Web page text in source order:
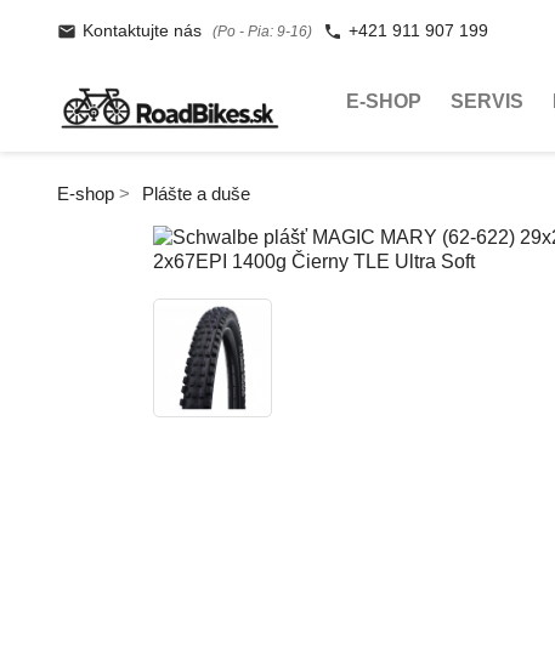
Kontaktujte nás (Po - Pia: 9-16) +421 911 907 199
E-SHOP SERVIS
E-shop Plášte a duše